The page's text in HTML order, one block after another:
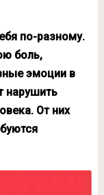
по-разному.
боль,
эмоции в
нарушить
От них